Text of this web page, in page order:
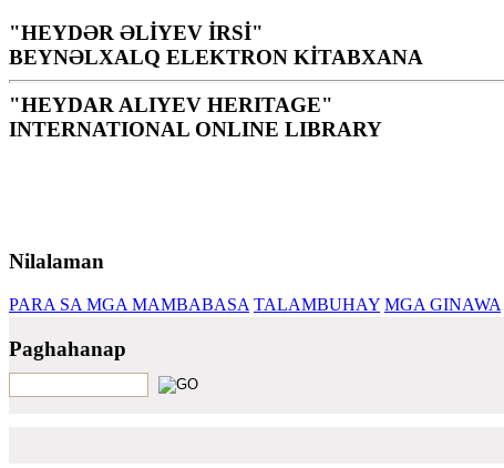
"HEYDƏR ƏLİYEV İRSİ"
BEYNƏLXALQ ELEKTRON KİTABXANA
"HEYDAR ALIYEV HERITAGE"
INTERNATIONAL ONLINE LIBRARY
Nilalaman
PARA SA MGA MAMBABASA TALAMBUHAY MGA GINAWA
Paghahanap